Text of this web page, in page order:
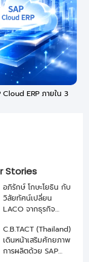
ERP ภายใน 3
Stories
อภิรักษ์ โกษะโยธิน กับ
วิสัยทัศน์เปลี่ยน
LACO จากธุรกิจ
ระดับโลกด้วย SAP
และ NEXUS
C.B.TACT (Thailand)
เดินหน้าเสริมศักยภาพ
การผลิตด้วย SAP